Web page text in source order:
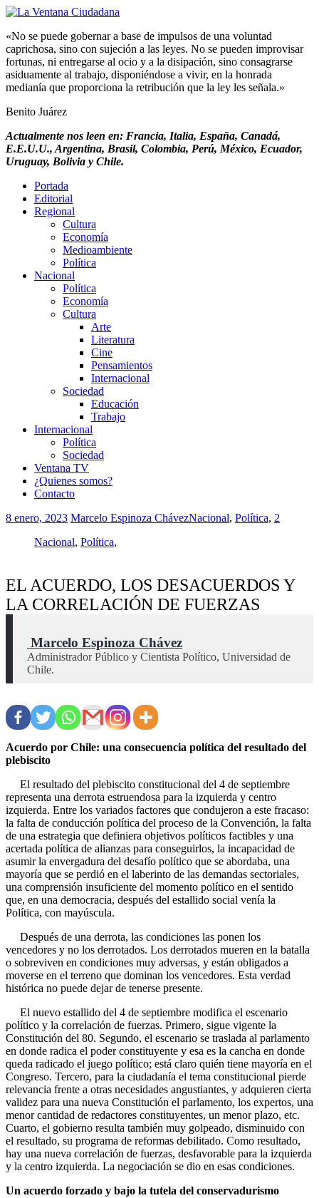
«No se puede gobernar a base de impulsos de una voluntad
caprichosa, sino con sujeción a las leyes. No se pueden improvisar
fortunas, ni entregarse al ocio y a la disipación, sino consagrarse
asiduamente al trabajo, disponiéndose a vivir, en la honrada
medianía que proporciona la retribución que la ley les señala.»
Benito Juárez
Actualmente nos leen en: Francia, Italia, España, Canadá,
E.E.U.U., Argentina, Brasil, Colombia, Perú, México, Ecuador,
Uruguay, Bolivia y Chile.
Portada
Editorial
Regional
Cultura
Economía
Medioambiente
Política
Nacional
Política
Economía
Cultura
Arte
Literatura
Cine
Pensamientos
Internacional
Sociedad
Educación
Trabajo
Internacional
Política
Sociedad
Ventana TV
¿Quienes somos?
Contacto
8 enero, 2023 Marcelo Espinoza ChávezNacional, Política, 2
Nacional, Política,
EL ACUERDO, LOS DESACUERDOS Y
LA CORRELACIÓN DE FUERZAS
Marcelo Espinoza Chávez
Administrador Público y Cientista Político, Universidad de
Chile.
Acuerdo por Chile: una consecuencia política del resultado del
plebiscito
El resultado del plebiscito constitucional del 4 de septiembre
representa una derrota estruendosa para la izquierda y centro
izquierda. Entre los variados factores que condujeron a este fracaso:
la falta de conducción política del proceso de la Convención, la falta
de una estrategia que definiera objetivos políticos factibles y una
acertada política de alianzas para conseguirlos, la incapacidad de
asumir la envergadura del desafío político que se abordaba, una
mayoría que se perdió en el laberinto de las demandas sectoriales,
una comprensión insuficiente del momento político en el sentido
que, en una democracia, después del estallido social venía la
Política, con mayúscula.
Después de una derrota, las condiciones las ponen los
vencedores y no los derrotados. Los derrotados mueren en la batalla
o sobreviven en condiciones muy adversas, y están obligados a
moverse en el terreno que dominan los vencedores. Esta verdad
histórica no puede dejar de tenerse presente.
El nuevo estallido del 4 de septiembre modifica el escenario
político y la correlación de fuerzas. Primero, sigue vigente la
Constitución del 80. Segundo, el escenario se traslada al parlamento
en donde radica el poder constituyente y esa es la cancha en donde
queda radicado el juego político; está claro quién tiene mayoría en el
Congreso. Tercero, para la ciudadanía el tema constitucional pierde
relevancia frente a otras necesidades angustiantes, y adquieren cierta
validez para una nueva Constitución el parlamento, los expertos, una
menor cantidad de redactores constituyentes, un menor plazo, etc.
Cuarto, el gobierno resulta también muy golpeado, disminuido con
el resultado, su programa de reformas debilitado. Como resultado,
hay una nueva correlación de fuerzas, desfavorable para la izquierda
y la centro izquierda. La negociación se dio en esas condiciones.
Un acuerdo forzado y bajo la tutela del conservadurismo